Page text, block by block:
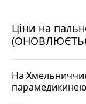
Ціни на
На